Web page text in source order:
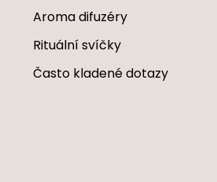
Aroma difuzéry
Rituální svíčky
Často kladené dotazy